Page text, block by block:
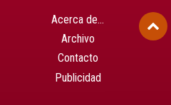
Acerca de…
Archivo
Contacto
Publicidad